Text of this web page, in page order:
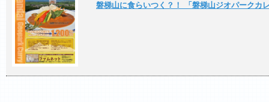
磐梯山に食らいつく？！ 「磐梯山ジオパークカ